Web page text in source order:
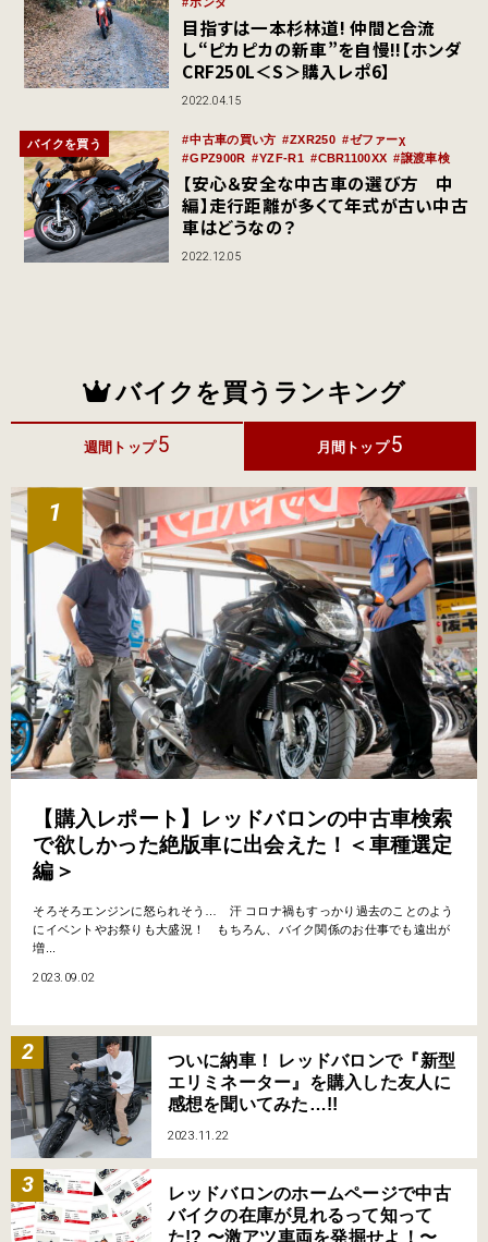
目指すは一本杉林道! 仲間と合流
し“ピカピカの新車”を自慢!!【ホンダ
CRF250L＜S＞購入レポ6】
2022.04.15
バイクを買う 中古車の買い方 ZXR250
ゼファーχ
GPZ900R
YZF-R1 CBR1100XX 譲渡車検
【安心＆安全な中古車の選び方 中
編】走行距離が多くて年式が古い中古
車はどうなの？
2022.12.05
バイクを買うランキング
週間トップ5 月間トップ 5
【購入レポート】レッドバロンの中古車検索
で欲しかった絶版車に出会えた！＜車種選定
編＞
そろそろエンジンに怒られそう… 汗 コロナ禍もすっかり過去のことのよう
にイベントやお祭りも大盛況！ もちろん、バイク関係のお仕事でも遠出が
増...
2023.09.02
ついに納車！ レッドバロンで『新型
エリミネーター』を購入した友人に
感想を聞いてみた…!!
2023.11.22
レッドバロンのホームページで中古
バイクの在庫が見れるって知って
た!? 〜激アツ車両を発掘せよ！〜